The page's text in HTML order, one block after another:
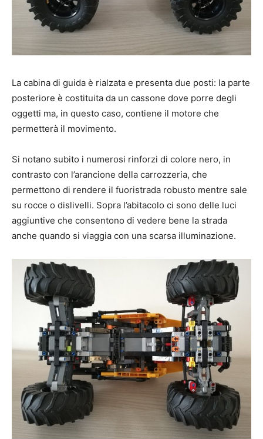
La cabina di guida è rialzata e presenta due posti: la parte
posteriore è costituita da un cassone dove porre degli
oggetti ma, in questo caso, contiene il motore che
permetterà il movimento.
Si notano subito i numerosi rinforzi di colore nero, in
contrasto con l’arancione della carrozzeria, che
permettono di rendere il fuoristrada robusto mentre sale
su rocce o dislivelli. Sopra l’abitacolo ci sono delle luci
aggiuntive che consentono di vedere bene la strada
anche quando si viaggia con una scarsa illuminazione.